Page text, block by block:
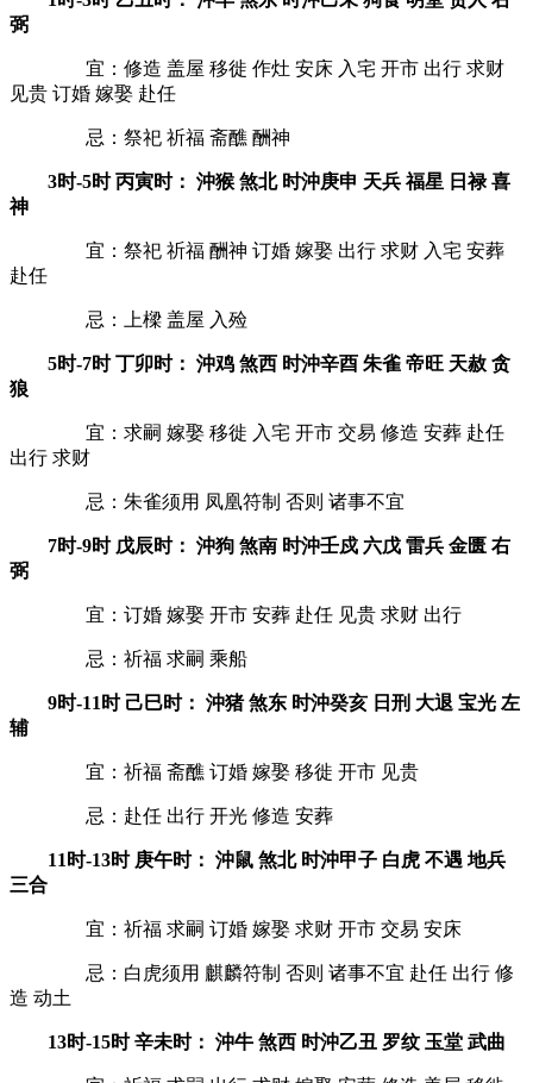
弼
宜：修造 盖屋 移徙 作灶 安床 入宅 开市 出行 求财
见贵 订婚 嫁娶 赴任
忌：祭祀 祈福 斋醮 酬神
3时-5时 丙寅时： 沖猴 煞北 时沖庚申 天兵 福星 日禄 喜
神
宜：祭祀 祈福 酬神 订婚 嫁娶 出行 求财 入宅 安葬
赴任
忌：上樑 盖屋 入殓
5时-7时 丁卯时： 沖鸡 煞西 时沖辛酉 朱雀 帝旺 天赦 贪
狼
宜：求嗣 嫁娶 移徙 入宅 开市 交易 修造 安葬 赴任
出行 求财
忌：朱雀须用 凤凰符制 否则 诸事不宜
7时-9时 戊辰时： 沖狗 煞南 时沖壬戍 六戊 雷兵 金匮 右
弼
宜：订婚 嫁娶 开市 安葬 赴任 见贵 求财 出行
忌：祈福 求嗣 乘船
9时-11时 己巳时： 沖猪 煞东 时沖癸亥 日刑 大退 宝光 左
辅
宜：祈福 斋醮 订婚 嫁娶 移徙 开市 见贵
忌：赴任 出行 开光 修造 安葬
11时-13时 庚午时： 沖鼠 煞北 时沖甲子 白虎 不遇 地兵
三合
宜：祈福 求嗣 订婚 嫁娶 求财 开市 交易 安床
忌：白虎须用 麒麟符制 否则 诸事不宜 赴任 出行 修
造 动土
13时-15时 辛未时： 沖牛 煞西 时沖乙丑 罗纹 玉堂 武曲